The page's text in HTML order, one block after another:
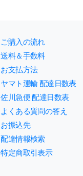
ご購入の流れ
送料＆手数料
お支払方法
ヤマト運輸 配達日数表
佐川急便 配達日数表
よくある質問の答え
お振込先
配達情報検索
特定商取引表示